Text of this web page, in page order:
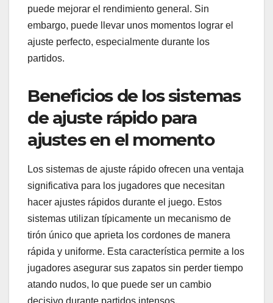
puede mejorar el rendimiento general. Sin
embargo, puede llevar unos momentos lograr el
ajuste perfecto, especialmente durante los
partidos.
Beneficios de los sistemas
de ajuste rápido para
ajustes en el momento
Los sistemas de ajuste rápido ofrecen una ventaja
significativa para los jugadores que necesitan
hacer ajustes rápidos durante el juego. Estos
sistemas utilizan típicamente un mecanismo de
tirón único que aprieta los cordones de manera
rápida y uniforme. Esta característica permite a los
jugadores asegurar sus zapatos sin perder tiempo
atando nudos, lo que puede ser un cambio